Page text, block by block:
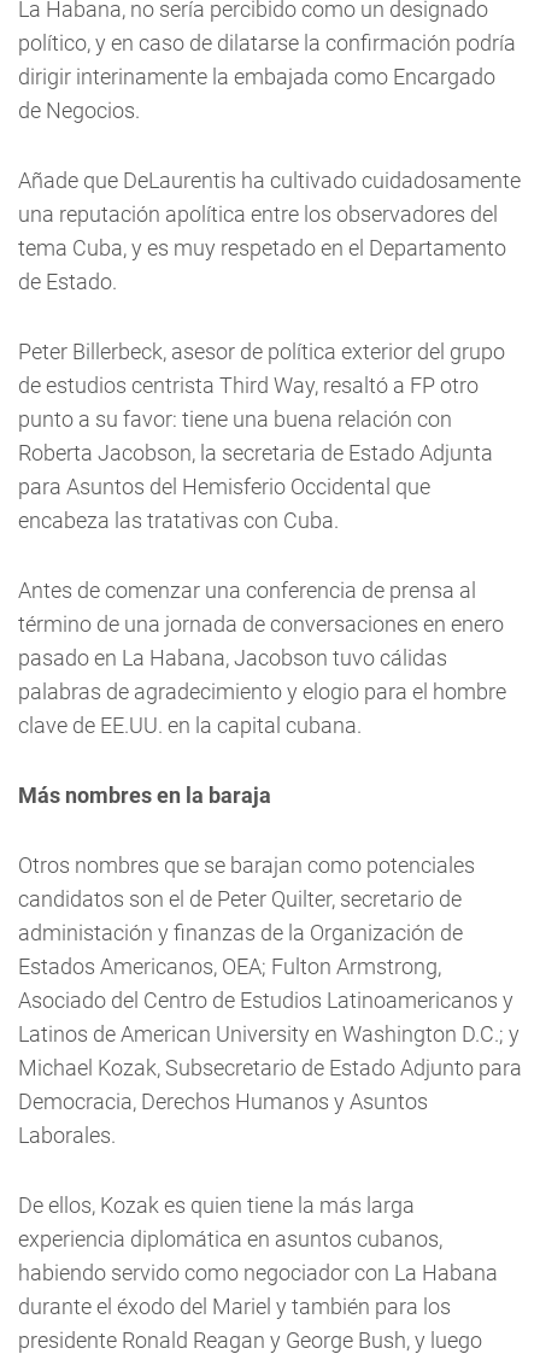
La Habana, no sería percibido como un designado
político, y en caso de dilatarse la confirmación podría
dirigir interinamente la embajada como Encargado
de Negocios.
Añade que DeLaurentis ha cultivado cuidadosamente
una reputación apolítica entre los observadores del
tema Cuba, y es muy respetado en el Departamento
de Estado.
Peter Billerbeck, asesor de política exterior del grupo
de estudios centrista Third Way, resaltó a FP otro
punto a su favor: tiene una buena relación con
Roberta Jacobson, la secretaria de Estado Adjunta
para Asuntos del Hemisferio Occidental que
encabeza las tratativas con Cuba.
Antes de comenzar una conferencia de prensa al
término de una jornada de conversaciones en enero
pasado en La Habana, Jacobson tuvo cálidas
palabras de agradecimiento y elogio para el hombre
clave de EE.UU. en la capital cubana.
Más nombres en la baraja
Otros nombres que se barajan como potenciales
candidatos son el de Peter Quilter, secretario de
administación y finanzas de la Organización de
Estados Americanos, OEA; Fulton Armstrong,
Asociado del Centro de Estudios Latinoamericanos y
Latinos de American University en Washington D.C.; y
Michael Kozak, Subsecretario de Estado Adjunto para
Democracia, Derechos Humanos y Asuntos
Laborales.
De ellos, Kozak es quien tiene la más larga
experiencia diplomática en asuntos cubanos,
habiendo servido como negociador con La Habana
durante el éxodo del Mariel y también para los
presidente Ronald Reagan y George Bush, y luego